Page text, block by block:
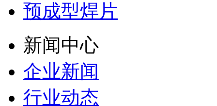
预成型焊片
新闻中心
企业新闻
行业动态